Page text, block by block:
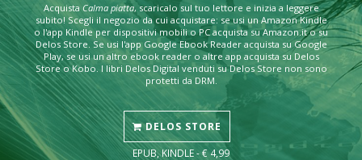
Acquista Calma piatta, scaricalo sul tuo lettore e inizia a leggere
subito! Scegli il negozio da cui acquistare: se usi un Amazon Kindle
o l'app Kindle per dispositivi mobili o PC acquista su Amazon.it o su
Delos Store. Se usi l'app Google Ebook Reader acquista su Google
Play, se usi un altro ebook reader o altre app acquista su Delos
Store o Kobo. I libri Delos Digital venduti su Delos Store non sono
protetti da DRM.
DELOS STORE
EPUB, KINDLE - € 4,99